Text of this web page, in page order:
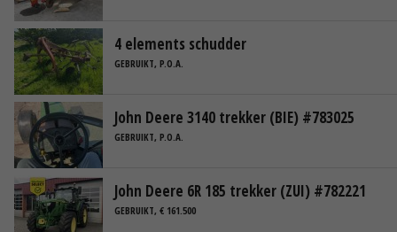
4 elements schudder
GEBRUIKT, P.O.A.
John Deere 3140 trekker (BIE) #783025
GEBRUIKT, P.O.A.
John Deere 6R 185 trekker (ZUI) #782221
GEBRUIKT, € 161.500